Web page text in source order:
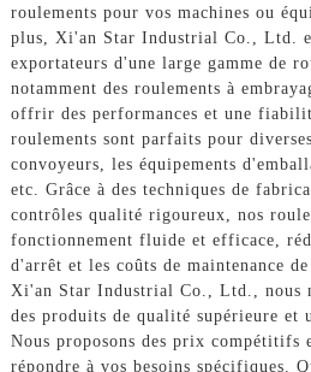
roulements pour vos machines ou
plus, Xi'an Star Industrial Co., Ltd.
exportateurs d'une large gamme de
notamment des roulements à
offrir des performances et une
roulements sont parfaits pour
convoyeurs, les équipements
etc. Grâce à des techniques de
contrôles qualité rigoureux, nos
fonctionnement fluide et efficace,
d'arrêt et les coûts de maintenance
Xi'an Star Industrial Co., Ltd., nous
des produits de qualité supérieure et
Nous proposons des prix compétitifs
répondre à vos besoins spécifiques.